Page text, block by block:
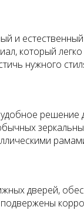
и
который
нужного
дверей,